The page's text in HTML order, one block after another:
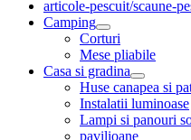
articole-pescuit/scaune-
Camping
Corturi
Mese pliabile
Casa si gradina
Huse canapea si
Instalatii luminoase
Lampi si panouri
pavilioane